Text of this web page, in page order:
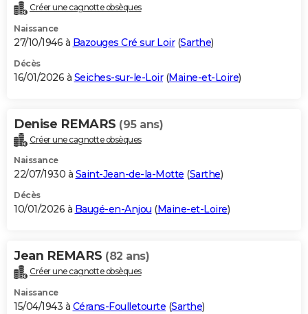
Créer une cagnotte obsèques
Naissance
27/10/1946 à Bazouges Cré sur Loir(Sarthe)
Décès
16/01/2026 à Seiches-sur-le-Loir(Maine-et-Loire)
Denise REMARS (95 ans)
Créer une cagnotte obsèques
Naissance
22/07/1930 à Saint-Jean-de-la-Motte (Sarthe)
Décès
10/01/2026 à Baugé-en-Anjou (Maine-et-Loire)
Jean REMARS (82 ans)
Créer une cagnotte obsèques
Naissance
15/04/1943 à Cérans-Foulletourte (Sarthe)